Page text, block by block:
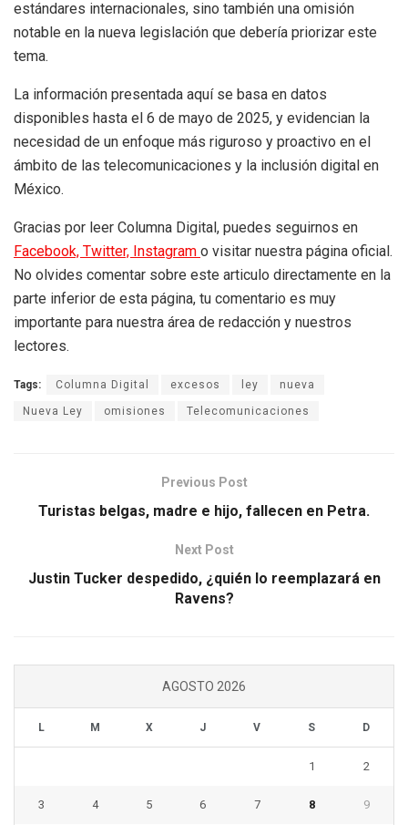
estándares internacionales, sino también una omisión
notable en la nueva legislación que debería priorizar este
tema.
La información presentada aquí se basa en datos
disponibles hasta el 6 de mayo de 2025, y evidencian la
necesidad de un enfoque más riguroso y proactivo en el
ámbito de las telecomunicaciones y la inclusión digital en
México.
Gracias por leer Columna Digital, puedes seguirnos en
Facebook, Twitter, Instagram o visitar nuestra página oficial.
No olvides comentar sobre este articulo directamente en la
parte inferior de esta página, tu comentario es muy
importante para nuestra área de redacción y nuestros
lectores.
Tags: Columna Digital excesos ley nueva
Nueva Ley omisiones Telecomunicaciones
Previous Post
Turistas belgas, madre e hijo, fallecen en Petra.
Next Post
Justin Tucker despedido, ¿quién lo reemplazará en
Ravens?
AGOSTO 2026
L M X J V S D
1 2
3 4 5 6 7 8 9